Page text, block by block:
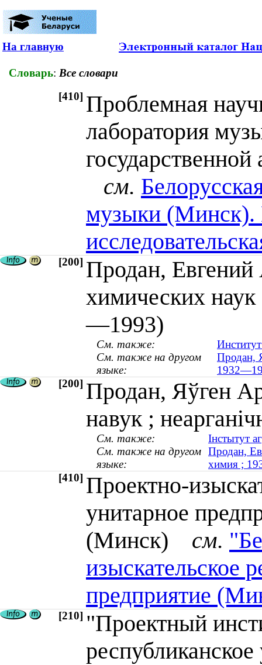
На главную
Словарь: Все словари
[410] Проблемная
лаборатория
см.
музыки (Минск).
[200] Продан, Евгений
химических
—1993)
См. также:
См. также на другом
языке:
Продан,
[200] Продан, Яўген
навук ;
См. также:
Інстытут
См. также на другом
языке:
Продан,
химия ;
[410] Проектно-
унитарное
(Минск) см.
изыскательское
предприятие
[210] "Проектный